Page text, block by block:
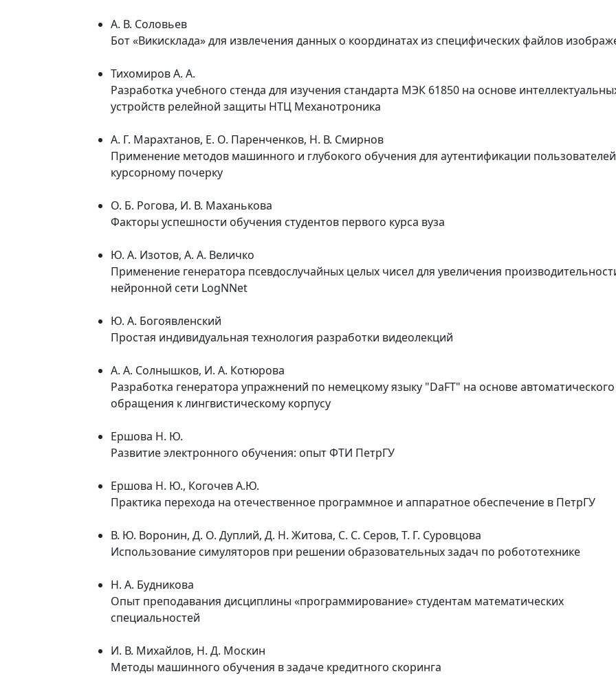
А. В. Соловьев
Бот «Викисклада» для извлечения данных о координатах из специфических файлов
Тихомиров А. А.
Разработка учебного стенда для изучения стандарта МЭК 61850 на основе
устройств релейной защиты НТЦ Механотроника
А. Г. Марахтанов, Е. О. Паренченков, Н. В. Смирнов
Применение методов машинного и глубокого обучения для аутентификации
курсорному почерку
О. Б. Рогова, И. В. Маханькова
Факторы успешности обучения студентов первого курса вуза
Ю. A. Изотов, А. А. Величко
Применение генератора псевдослучайных целых чисел для увеличения
нейронной сети LogNNet
Ю. А. Богоявленский
Простая индивидуальная технология разработки видеолекций
А. А. Солнышков, И. А. Котюрова
Разработка генератора упражнений по немецкому языку "DaFT" на основе автоматического
обращения к лингвистическому корпусу
Ершова Н. Ю.
Развитие электронного обучения: опыт ФТИ ПетрГУ
Ершова Н. Ю., Когочев А.Ю.
Практика перехода на отечественное программное и аппаратное обеспечение в ПетрГУ
В. Ю. Воронин, Д. О. Дуплий, Д. Н. Житова, С. С. Серов, Т. Г. Суровцова
Использование симуляторов при решении образовательных задач по робототехнике
Н. А. Будникова
Опыт преподавания дисциплины «программирование» студентам математических
специальностей
И. В. Михайлов, Н. Д. Москин
Методы машинного обучения в задаче кредитного скоринга